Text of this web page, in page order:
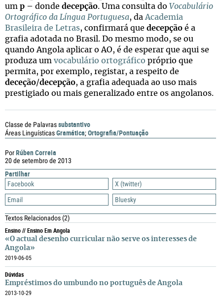
PorRúben Correia
20 de setembro de 2013
Partilhar
Facebook
X (twitter)
Email
Bluesky
Textos Relacionados(2)
Ensino // Ensino Em Angola
«O actual desenho curricular não serve os interesses de
Angola»
2019-06-05
Dúvidas
Empréstimos do umbundo no português de Angola
2013-10-29
um p – donde decepção. Uma consulta do Vocabulário
Ortográfico da Língua Portuguesa, da Academia
Brasileira de Letras, confirmará que decepção é a
grafia adotada no Brasil. Do mesmo modo, se ou
quando Angola aplicar o AO, é de esperar que aqui se
produza um vocabulário ortográfico próprio que
permita, por exemplo, registar, a respeito de
deceção/decepção, a grafia adequada ao uso mais
prestigiado ou mais generalizado entre os angolanos.
Classe de Palavrassubstantivo
Áreas LinguísticasGramática;Ortografia/Pontuação